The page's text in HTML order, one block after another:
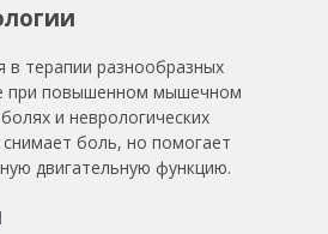
терапии разнообразных
при повышенном мышечном
и неврологических
боль, но помогает
двигательную функцию.